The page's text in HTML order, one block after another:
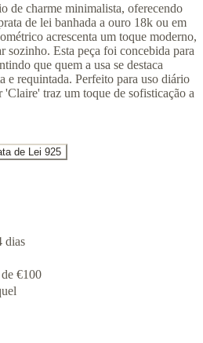
de charme minimalista, oferecendo
de lei banhada a ouro 18k ou em
acrescenta um toque moderno,
sozinho. Esta peça foi concebida para
que quem a usa se destaca
e requintada. Perfeito para uso diário
'Claire' traz um toque de sofisticação a
de Lei 925
dias
€100